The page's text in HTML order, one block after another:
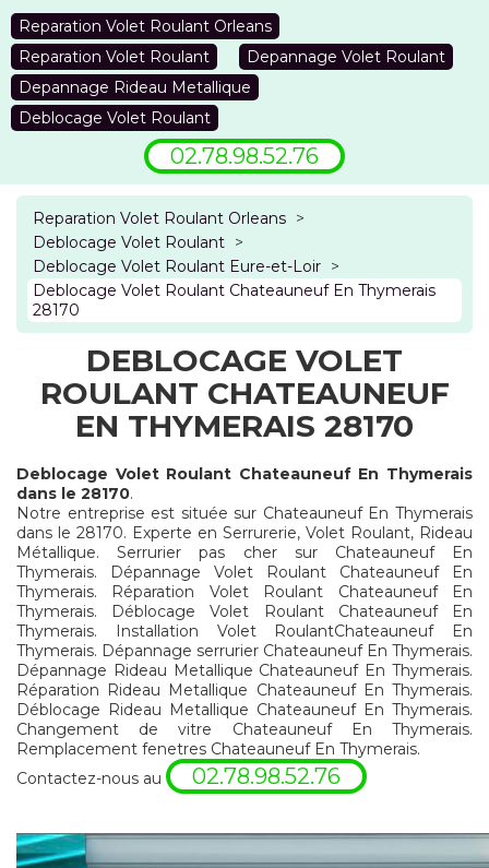
Reparation Volet Roulant Orleans
Reparation Volet Roulant
Depannage Volet Roulant
Depannage Rideau Metallique
Deblocage Volet Roulant
02.78.98.52.76
Reparation Volet Roulant Orleans >
Deblocage Volet Roulant >
Deblocage Volet Roulant Eure-et-Loir >
Deblocage Volet Roulant Chateauneuf En Thymerais
28170
DEBLOCAGE VOLET
ROULANT CHATEAUNEUF
EN THYMERAIS 28170
Deblocage Volet Roulant Chateauneuf En Thymerais
dans le 28170.
Notre entreprise est située sur Chateauneuf En Thymerais
dans le 28170. Experte en Serrurerie, Volet Roulant, Rideau
Métallique. Serrurier pas cher sur Chateauneuf En
Thymerais. Dépannage Volet Roulant Chateauneuf En
Thymerais. Réparation Volet Roulant Chateauneuf En
Thymerais. Déblocage Volet Roulant Chateauneuf En
Thymerais. Installation Volet RoulantChateauneuf En
Thymerais. Dépannage serrurier Chateauneuf En Thymerais.
Dépannage Rideau Metallique Chateauneuf En Thymerais.
Réparation Rideau Metallique Chateauneuf En Thymerais.
Déblocage Rideau Metallique Chateauneuf En Thymerais.
Changement de vitre Chateauneuf En Thymerais.
Remplacement fenetres Chateauneuf En Thymerais.
Contactez-nous au
02.78.98.52.76